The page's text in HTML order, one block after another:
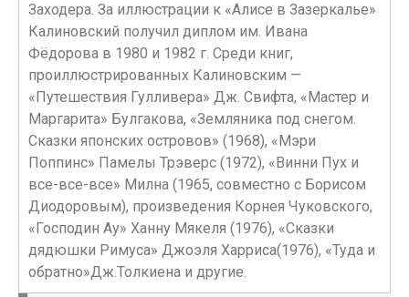
Заходера. За иллюстрации к «Алисе в Зазеркалье»
Калиновский получил диплом им. Ивана
Фёдорова в 1980 и 1982 г. Среди книг,
проиллюстрированных Калиновским —
«Путешествия Гулливера» Дж. Свифта, «Мастер и
Маргарита» Булгакова, «Земляника под снегом.
Сказки японских островов» (1968), «Мэри
Поппинс» Памелы Трэверс (1972), «Винни Пух и
все-все-все» Милна (1965, совместно с Борисом
Диодоровым), произведения Корнея Чуковского,
«Господин Ау» Ханну Мякеля (1976), «Сказки
дядюшки Римуса» Джоэля Харриса(1976), «Туда и
обратно»Дж.Толкиена и другие.